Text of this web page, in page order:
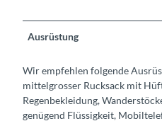
Ausrüstung
Wir empfehlen folgende
mittelgrosser Rucksack mit
Regenbekleidung,
genügend Flüssigkeit,